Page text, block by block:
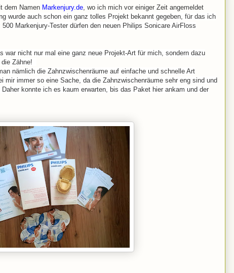
dem Namen Markenjury.de, wo ich mich vor einiger Zeit angemeldet
wurde auch schon ein ganz tolles Projekt bekannt gegeben, für das ich
500 Markenjury-Tester dürfen den neuen Philips Sonicare AirFloss
war nicht nur mal eine ganz neue Projekt-Art für mich, sondern dazu
Zähne!
nämlich die Zahnzwischenräume auf einfache und schnelle Art
mir immer so eine Sache, da die Zahnzwischenräume sehr eng sind und
konnte ich es kaum erwarten, bis das Paket hier ankam und der